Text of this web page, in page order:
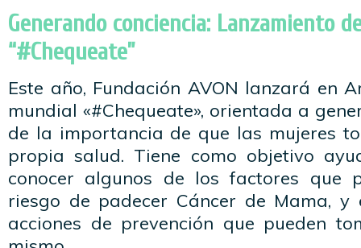
Generando conciencia: Lanzamiento
“#Chequeate”
Este año, Fundación AVON lanzará en
mundial «#Chequeate», orientada a
de la importancia de que las mujeres
propia salud. Tiene como objetivo
conocer algunos de los factores que
riesgo de padecer Cáncer de Mama, y
acciones de prevención que pueden